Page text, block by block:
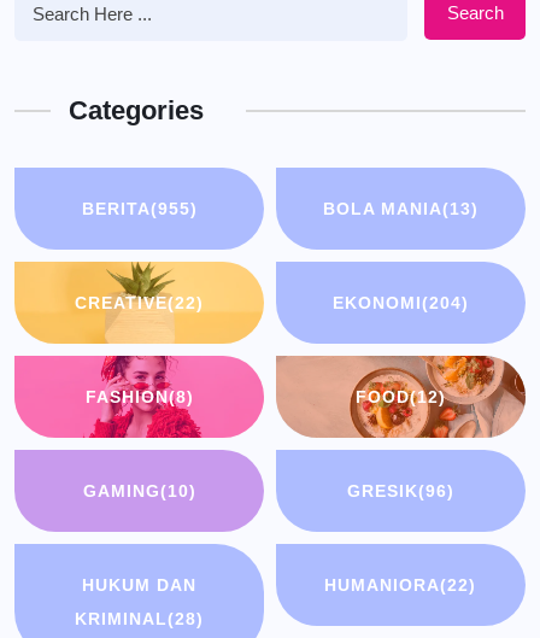
Search
Categories
BERITA(955) BOLA MANIA(13)
CREATIVE(22) EKONOMI(204)
FASHION(8) FOOD(12)
GAMING(10) GRESIK(96)
HUKUM DAN
KRIMINAL(28)
HUMANIORA(22)